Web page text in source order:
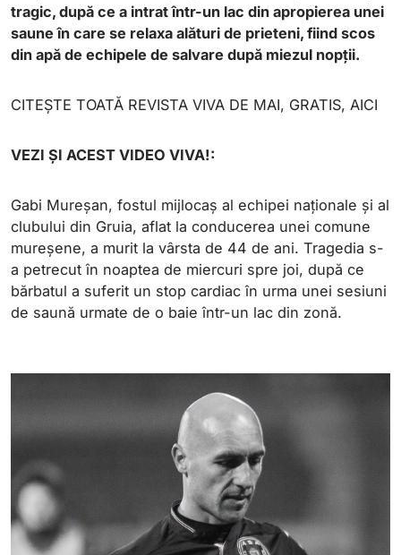
tragic, după ce a intrat într-un lac din apropierea unei
saune în care se relaxa alături de prieteni, fiind scos
din apă de echipele de salvare după miezul nopții.
CITEȘTE TOATĂ REVISTA VIVA DE MAI, GRATIS, AICI
VEZI ȘI ACEST VIDEO VIVA!:
Gabi Mureșan, fostul mijlocaș al echipei naționale și al
clubului din Gruia, aflat la conducerea unei comune
mureșene, a murit la vârsta de 44 de ani. Tragedia s-
a petrecut în noaptea de miercuri spre joi, după ce
bărbatul a suferit un stop cardiac în urma unei sesiuni
de saună urmate de o baie într-un lac din zonă.